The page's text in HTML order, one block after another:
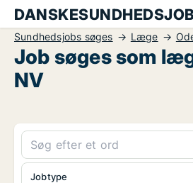
Sundhedsjobs søges Læge
Job søges som
NV
Jobtype